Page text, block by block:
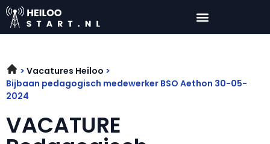
Vacatures Heiloo
Bijbaan pedagogisch medewerker BSO Aethon 30-05-
2024
VACATURE